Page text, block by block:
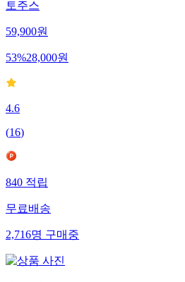
토주스
59,900원
53%28,000원
4.6
(16)
840적립
무료배송
2,716명구매중